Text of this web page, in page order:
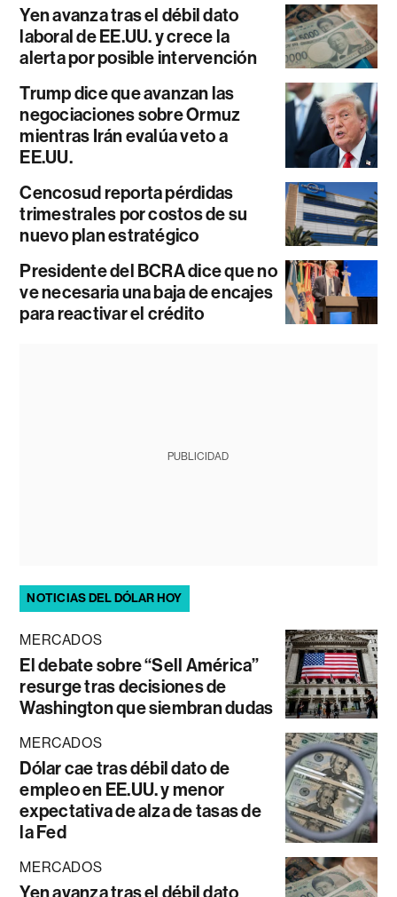
Yen avanza tras el débil dato
laboral de EE.UU. y crece la
alerta por posible intervención
Trump dice que avanzan las
negociaciones sobre Ormuz
mientras Irán evalúa veto a
EE.UU.
Cencosud reporta pérdidas
trimestrales por costos de su
nuevo plan estratégico
Presidente del BCRA dice que no
ve necesaria una baja de encajes
para reactivar el crédito
PUBLICIDAD
NOTICIAS DEL DÓLAR HOY
MERCADOS
El debate sobre “Sell América”
resurge tras decisiones de
Washington que siembran dudas
MERCADOS
Dólar cae tras débil dato de
empleo en EE.UU. y menor
expectativa de alza de tasas de
la Fed
MERCADOS